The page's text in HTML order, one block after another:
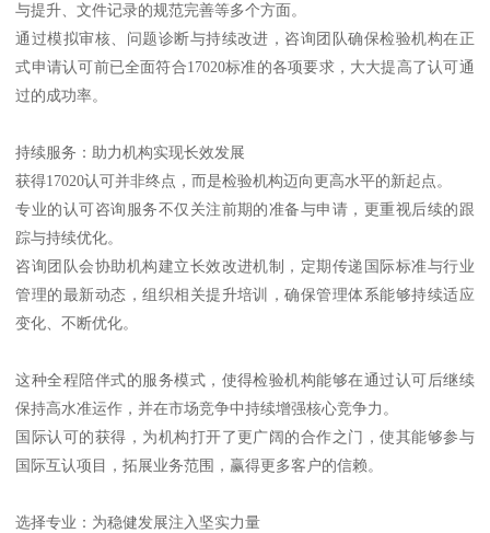
与提升、文件记录的规范完善等多个方面。
通过模拟审核、问题诊断与持续改进，咨询团队确保检验机构在正
式申请认可前已全面符合17020标准的各项要求，大大提高了认可通
过的成功率。
持续服务：助力机构实现长效发展
获得17020认可并非终点，而是检验机构迈向更高水平的新起点。
专业的认可咨询服务不仅关注前期的准备与申请，更重视后续的跟
踪与持续优化。
咨询团队会协助机构建立长效改进机制，定期传递国际标准与行业
管理的最新动态，组织相关提升培训，确保管理体系能够持续适应
变化、不断优化。
这种全程陪伴式的服务模式，使得检验机构能够在通过认可后继续
保持高水准运作，并在市场竞争中持续增强核心竞争力。
国际认可的获得，为机构打开了更广阔的合作之门，使其能够参与
国际互认项目，拓展业务范围，赢得更多客户的信赖。
选择专业：为稳健发展注入坚实力量